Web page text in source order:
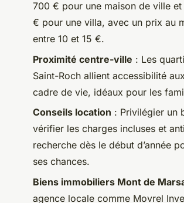
700 € pour une maison de ville et
€ pour une villa, avec un prix au
entre 10 et 15 €.
Proximité centre-ville : Les
Saint-Roch allient accessibilité
cadre de vie, idéaux pour les
Conseils location : Privilégier un
vérifier les charges incluses et
recherche dès le début d’année
ses chances.
Biens immobiliers Mont de
agence locale comme Movrel